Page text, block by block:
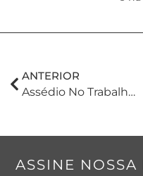
ANTERIOR
Assédio No Trabalho, Qual A Responsabilidade Do Empregador?
ASSINE NOSSA